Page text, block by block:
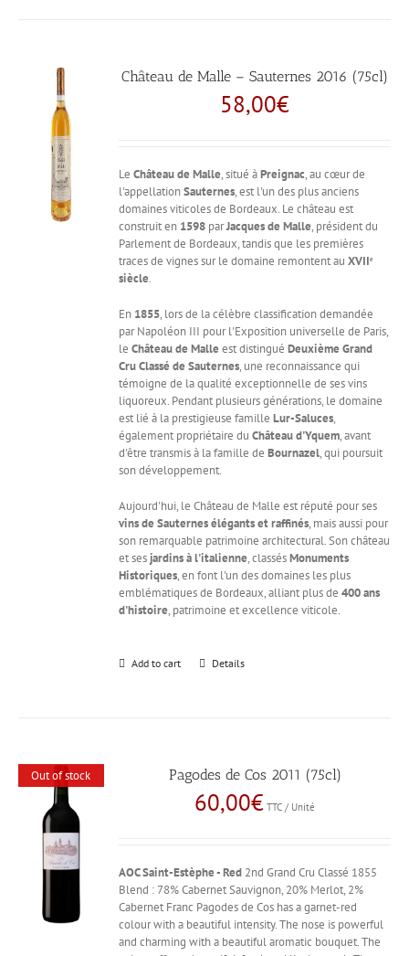
Château de Malle – Sauternes 2016 (75cl)
58,00€
LeChâteau de Malle, situé àPreignac, au cœur de
l'appellationSauternes, est l'un des plus anciens
domaines viticoles de Bordeaux. Le château est
construit en 1598 parJacques de Malle, président du
Parlement de Bordeaux, tandis que les premières
traces de vignes sur le domaine remontent auXVIIᵉ
siècle.
En 1855, lors de la célèbre classification demandée
par Napoléon III pour l'Exposition universelle de Paris,
leChâteau de Malle est distinguéDeuxième Grand
Cru Classé de Sauternes, une reconnaissance qui
témoigne de la qualité exceptionnelle de ses vins
liquoreux. Pendant plusieurs générations, le domaine
est lié à la prestigieuse familleLur-Saluces,
également propriétaire duChâteau d'Yquem, avant
d'être transmis à la famille deBournazel, qui poursuit
son développement.
Aujourd'hui, le Château de Malle est réputé pour ses
vins de Sauternes élégants et raffinés, mais aussi pour
son remarquable patrimoine architectural. Son château
et ses jardins à l'italienne, classésMonuments
Historiques, en font l'un des domaines les plus
emblématiques de Bordeaux, alliant plus de400 ans
d'histoire, patrimoine et excellence viticole.
Add to cart Details
Out of stock Pagodes de Cos 2011 (75cl)
60,00€ TTC / Unité
AOC Saint-Estèphe - Red 2nd Grand Cru Classé 1855
Blend : 78% Cabernet Sauvignon, 20% Merlot, 2%
Cabernet Franc Pagodes de Cos has a garnet-red
colour with a beautiful intensity. The nose is powerful
and charming with a beautiful aromatic bouquet. The